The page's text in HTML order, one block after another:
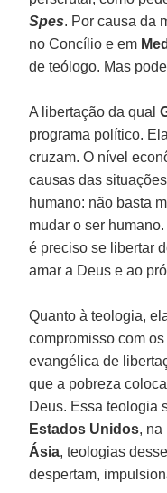
Spes. Por causa da
no Concílio e em
de teólogo. Mas
A libertação da qual
programa político.
cruzam. O nível
causas das
humano: não basta
mudar o ser
é preciso se libertar
amar a Deus e ao
Quanto à teologia,
compromisso com
evangélica de
que a pobreza
Deus. Essa teologia
Estados Unidos, na
Ásia, teologias
despertam,